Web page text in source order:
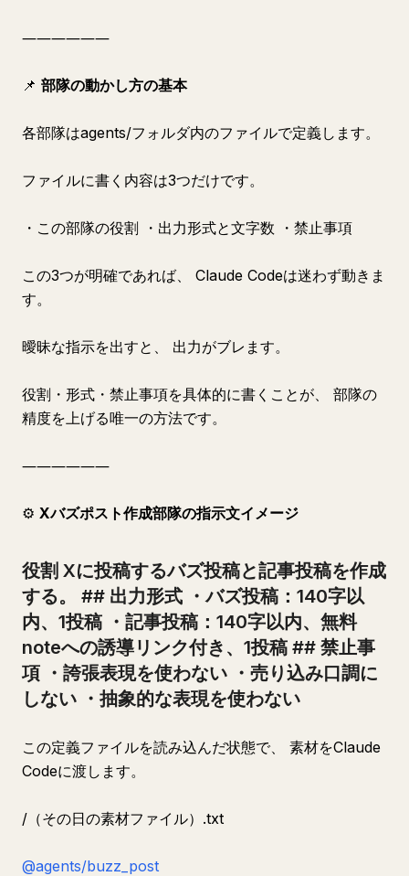
――――――
📌 部隊の動かし方の基本
各部隊はagents/フォルダ内のファイルで定義します。
ファイルに書く内容は3つだけです。
・この部隊の役割 ・出力形式と文字数 ・禁止事項
この3つが明確であれば、 Claude Codeは迷わず動きま
す。
曖昧な指示を出すと、 出力がブレます。
役割・形式・禁止事項を具体的に書くことが、 部隊の
精度を上げる唯一の方法です。
――――――
⚙️ Xバズポスト作成部隊の指示文イメージ
役割 Xに投稿するバズ投稿と記事投稿を作成
する。 ## 出力形式 ・バズ投稿：140字以
内、1投稿 ・記事投稿：140字以内、無料
noteへの誘導リンク付き、1投稿 ## 禁止事
項 ・誇張表現を使わない ・売り込み口調に
しない ・抽象的な表現を使わない
この定義ファイルを読み込んだ状態で、 素材をClaude
Codeに渡します。
/（その日の素材ファイル）.txt
@agents/buzz_post